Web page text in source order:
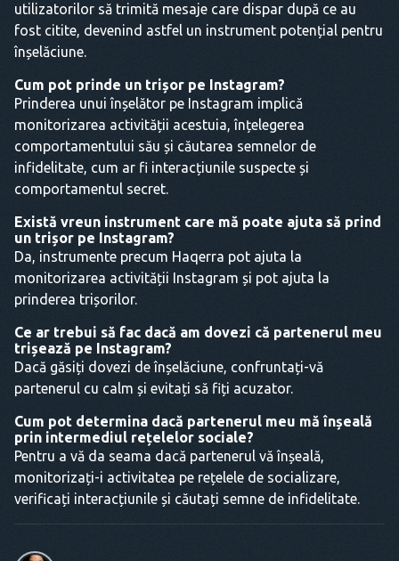
utilizatorilor să trimită mesaje care dispar după ce au
fost citite, devenind astfel un instrument potențial pentru
înșelăciune.
Cum pot prinde un trișor pe Instagram?
Prinderea unui înșelător pe Instagram implică
monitorizarea activității acestuia, înțelegerea
comportamentului său și căutarea semnelor de
infidelitate, cum ar fi interacțiunile suspecte și
comportamentul secret.
Există vreun instrument care mă poate ajuta să prind
un trișor pe Instagram?
Da, instrumente precum Haqerra pot ajuta la
monitorizarea activității Instagram și pot ajuta la
prinderea trișorilor.
Ce ar trebui să fac dacă am dovezi că partenerul meu
trișează pe Instagram?
Dacă găsiți dovezi de înșelăciune, confruntați-vă
partenerul cu calm și evitați să fiți acuzator.
Cum pot determina dacă partenerul meu mă înșeală
prin intermediul rețelelor sociale?
Pentru a vă da seama dacă partenerul vă înșeală,
monitorizați-i activitatea pe rețelele de socializare,
verificați interacțiunile și căutați semne de infidelitate.